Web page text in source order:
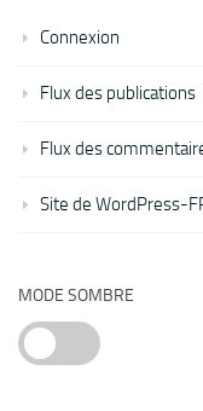
Connexion
Flux des publications
Flux des
Site de WordPress-
MODE SOMBRE